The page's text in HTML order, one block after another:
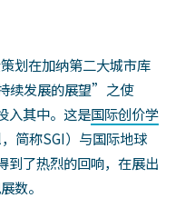
划在加纳第二大城市库
续发展的展望”之使
入其中。这是国际创价学
简称SGI）与国际地球
到了热烈的回响，在展出
数。